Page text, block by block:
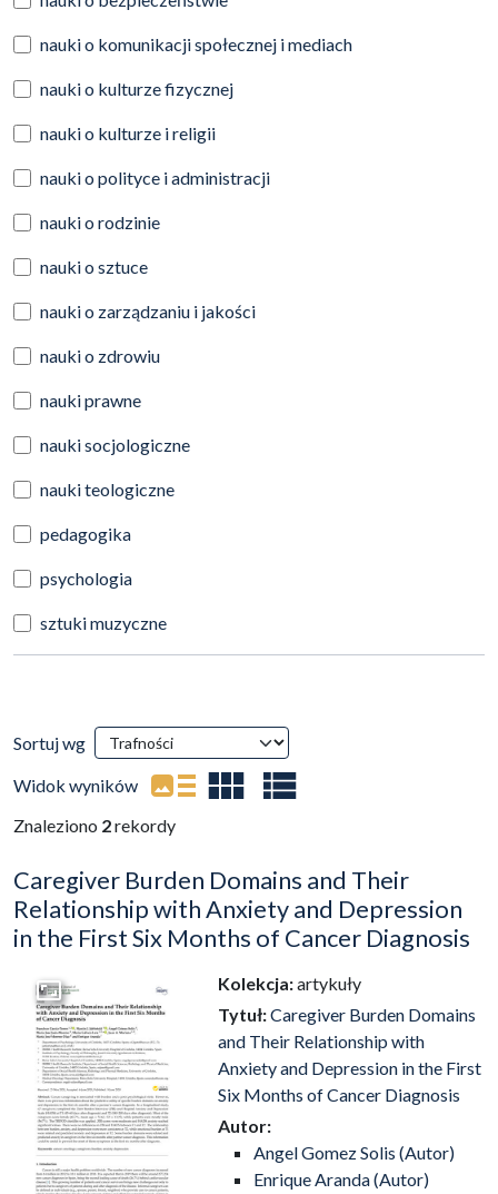
nauki o komunikacji społecznej i mediach
nauki o kulturze fizycznej
nauki o kulturze i religii
nauki o polityce i administracji
nauki o rodzinie
nauki o sztuce
nauki o zarządzaniu i jakości
nauki o zdrowiu
nauki prawne
nauki socjologiczne
nauki teologiczne
pedagogika
psychologia
sztuki muzyczne
Wyniki wyszukiwania
Sortuj wg
(automatyczne przeładowanie treści)
Widok wyników
Znaleziono 2rekordy
Caregiver Burden Domains and Their
Relationship with Anxiety and Depression
in the First Six Months of Cancer Diagnosis
Przejdź do zbioru
Kolekcja:artykuły
Tytuł:Caregiver Burden Domains
and Their Relationship with
Anxiety and Depression in the First
Six Months of Cancer Diagnosis
Autor:
Angel Gomez Solis (Autor)
Enrique Aranda (Autor)